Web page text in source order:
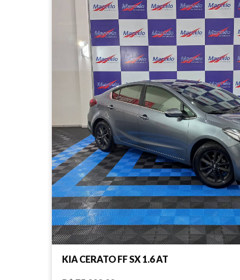
KIA CERATO FF SX 1.6 AT